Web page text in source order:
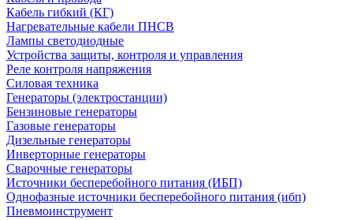
Кабель гибкий (КГ)
Нагревательные кабели ПНСВ
Лампы светодиодные
Устройства защиты, контроля и управления
Реле контроля напряжения
Силовая техника
Генераторы (электростанции)
Бензиновые генераторы
Газовые генераторы
Дизельные генераторы
Инверторные генераторы
Сварочные генераторы
Источники бесперебойного питания (ИБП)
Однофазные источники бесперебойного питания (ибп)
Пневмоинструмент